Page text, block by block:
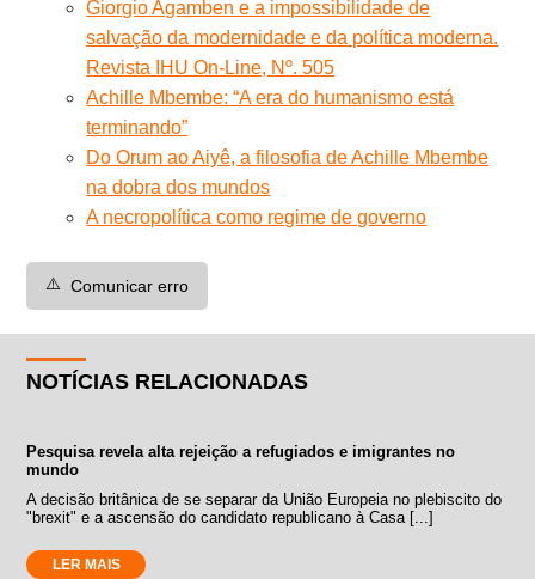
Giorgio Agamben e a impossibilidade de
salvação da modernidade e da política moderna.
Revista IHU On-Line, Nº. 505
Achille Mbembe: “A era do humanismo está
terminando”
Do Orum ao Aiyê, a filosofia de Achille Mbembe
na dobra dos mundos
A necropolítica como regime de governo
⚠️ Comunicar erro
NOTÍCIAS RELACIONADAS
Pesquisa revela alta rejeição a refugiados e imigrantes no
mundo
A decisão britânica de se separar da União Europeia no plebiscito do
"brexit" e a ascensão do candidato republicano à Casa [...]
LER MAIS